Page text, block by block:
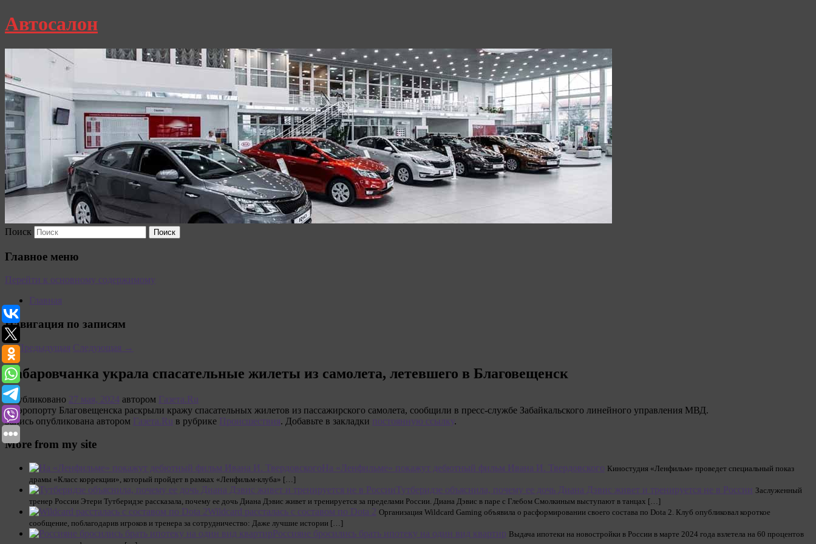
Автосалон
Поиск
Главное меню
Перейти к основному содержимому
Главная
Навигация по записям
←Предыдущая Следующая →
Хабаровчанка украла спасательные жилеты из самолета, летевшего в Благовещенск
Опубликовано 27 мая, 2024 автором Газета.Ru
В аэропорту Благовещенска раскрыли кражу спасательных жилетов из пассажирского самолета, сообщили в пресс-службе Забайкальского линейного управления МВД.
Запись опубликована автором Газета.Ru в рубрике Происшествия. Добавьте в закладки постоянную ссылку.
More from my site
На «Ленфильме» покажут дебютный фильм Ивана И. Твердовского Киностудия «Ленфильм» проведет специальный показ
драмы «Класс коррекции», который пройдет в рамках «Ленфильм-клуба» […]
Тутберидзе объяснила, почему ее дочь Диана Дэвис живет и тренируется не в России Заслуженный
тренер России Этери Тутберидзе рассказала, почему ее дочь Диана Дэвис живет и тренируется за пределами России. Диана Дэвис в паре с Глебом Смолкиным выступают в танцах […]
Wildcard рассталась с составом по Dota 2 Организация Wildcard Gaming объявила о расформировании своего состава по Dota 2. Клуб опубликовал короткое
сообщение, поблагодарив игроков и тренера за сотрудничество: Даже лучшие истории […]
Россияне бросились брать ипотеку на один вид квартир Выдача ипотеки на новостройки в России в марте 2024 года взлетела на 60 процентов